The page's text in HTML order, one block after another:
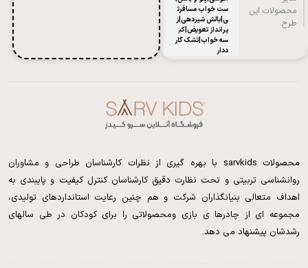
محصولات این
طرح
ست خواب مسافرت
ی|بالش شیردهی|ز
یرانداز تعویض|کی
سه خواب|تشک گار
ددار
محصولات sarvkids با بهره گیری از نظرات کارشناسان طراحی و مشاوران
روانشناسی تربیتی و تحت نظارت دقیق کارشناسان کنترل کیفیت و پایبندی به
اهداف متعالی بنیانگذاران شرکت و هم چنین رعایت استانداردهای تولیدی،
مجموعه ای از چادرها ی بازی ومحصولاتی را برای کودکان در طی سالهای
رشدشان پیشنهاد می دهد.